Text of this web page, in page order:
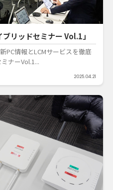
リッドセミナー Vol.1」
PC情報とLCMサービスを徹底
ナーVol.1...
2025.04.21